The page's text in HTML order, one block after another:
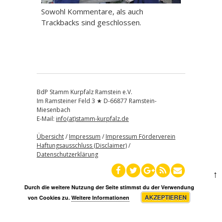
Sowohl Kommentare, als auch
Trackbacks sind geschlossen.
BdP Stamm Kurpfalz Ramstein e.V.
Im Ramsteiner Feld 3 ★ D-66877 Ramstein-
Miesenbach
E-Mail: info(at)stamm-kurpfalz.de
Übersicht/ Impressum / Impressum Förderverein
Haftungsausschluss (Disclaimer)/
Datenschutzerklärung
↑
Durch die weitere Nutzung der Seite stimmst du der Verwendung
von Cookies zu.Weitere Informationen AKZEPTIEREN